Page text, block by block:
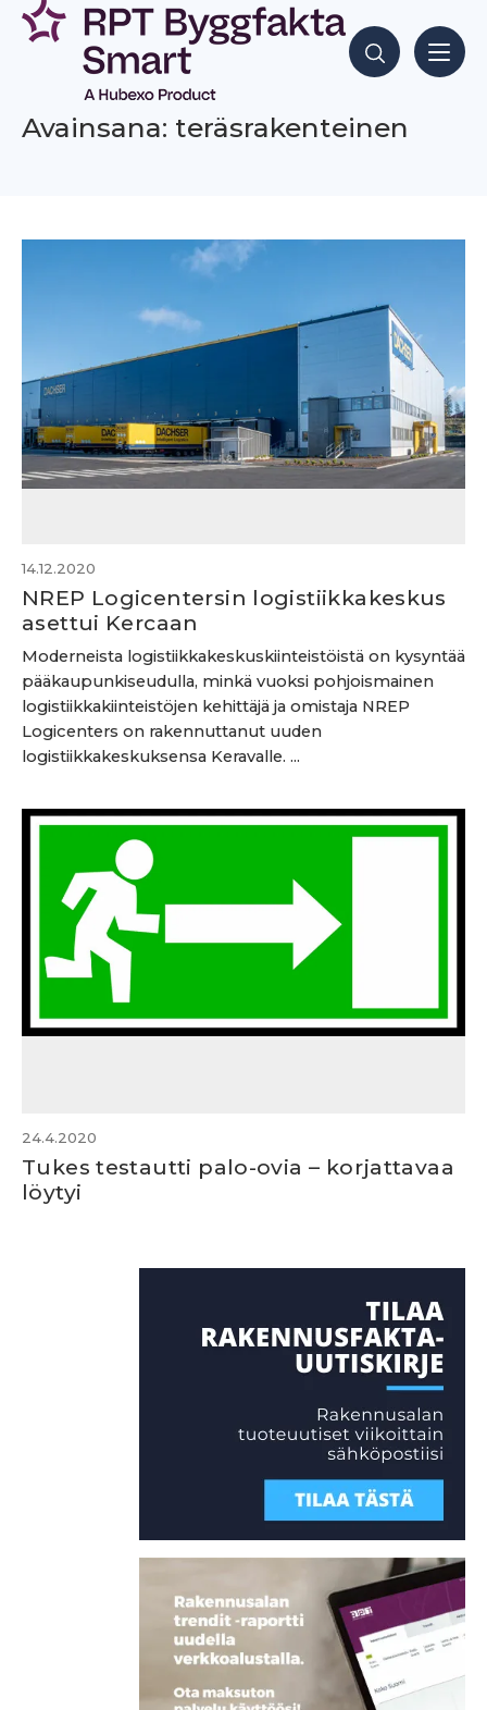
Siirry
sisältöön
Hae sisältöjä
Avainsana: teräsrakenteinen
14.12.2020
NREP Logicentersin logistiikkakeskus
asettui Kercaan
Moderneista logistiikkakeskuskiinteistöistä on kysyntää
pääkaupunkiseudulla, minkä vuoksi pohjoismainen
logistiikkakiinteistöjen kehittäjä ja omistaja NREP
Logicenters on rakennuttanut uuden
logistiikkakeskuksensa Keravalle. ...
24.4.2020
Tukes testautti palo-ovia – korjattavaa
löytyi